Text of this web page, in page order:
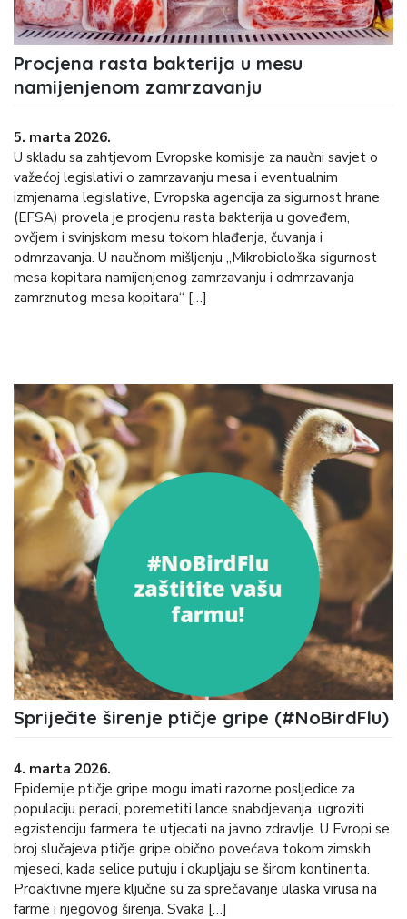
Procjena rasta bakterija u mesu
namijenjenom zamrzavanju
5. marta 2026.
U skladu sa zahtjevom Evropske komisije za naučni savjet o
važećoj legislativi o zamrzavanju mesa i eventualnim
izmjenama legislative, Evropska agencija za sigurnost hrane
(EFSA) provela je procjenu rasta bakterija u goveđem,
ovčjem i svinjskom mesu tokom hlađenja, čuvanja i
odmrzavanja. U naučnom mišljenju „Mikrobiološka sigurnost
mesa kopitara namijenjenog zamrzavanju i odmrzavanja
zamrznutog mesa kopitara“ […]
Spriječite širenje ptičje gripe (#NoBirdFlu)
4. marta 2026.
Epidemije ptičje gripe mogu imati razorne posljedice za
populaciju peradi, poremetiti lance snabdjevanja, ugroziti
egzistenciju farmera te utjecati na javno zdravlje. U Evropi se
broj slučajeva ptičje gripe obično povećava tokom zimskih
mjeseci, kada selice putuju i okupljaju se širom kontinenta.
Proaktivne mjere ključne su za sprečavanje ulaska virusa na
farme i njegovog širenja. Svaka […]